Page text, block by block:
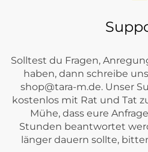
Solltest du Fragen,
haben, dann schreibe
shop@tara-m.de. Unser
kostenlos mit Rat und Tat
Mühe, dass eure
Stunden beantwortet
länger dauern sollte,